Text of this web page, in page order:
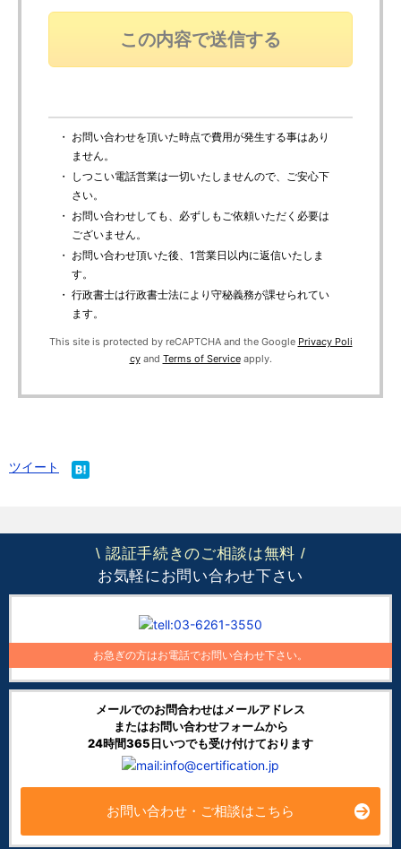
・ お問い合わせを頂いた時点で費用が発生する事はあり
ません。
・ しつこい電話営業は一切いたしませんので、ご安心下
さい。
・ お問い合わせしても、必ずしもご依頼いただく必要は
ございません。
・ お問い合わせ頂いた後、1営業日以内に返信いたしま
す。
・ 行政書士は行政書士法により守秘義務が課せられてい
ます。
This site is protected by reCAPTCHA and the Google Privacy Poli
cyand Terms of Serviceapply.
ツイート
\ 認証手続きのご相談は無料 /
お気軽にお問い合わせ下さい
お急ぎの方はお電話でお問い合わせ下さい。
メールでのお問合わせはメールアドレス
またはお問い合わせフォームから
24時間365日いつでも受け付けております
お問い合わせ・ご相談はこちら